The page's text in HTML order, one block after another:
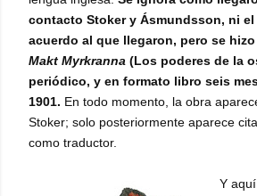
contacto Stoker y Ásmundsson, ni el
acuerdo al que llegaron, pero se
Makt Myrkranna (Los poderes de la
periódico, y en formato libro seis
1901. En todo momento, la obra
Stoker; solo posteriormente aparece
como traductor.
Y